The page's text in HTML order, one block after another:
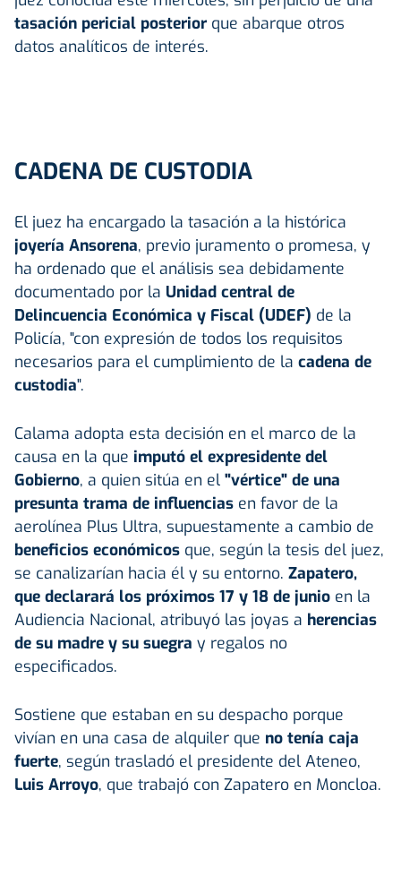
tasación pericial posterior que abarque otros
datos analíticos de interés.
CADENA DE CUSTODIA
El juez ha encargado la tasación a la histórica
joyería Ansorena, previo juramento o promesa, y
ha ordenado que el análisis sea debidamente
documentado por la Unidad central de
Delincuencia Económica y Fiscal (UDEF) de la
Policía, "con expresión de todos los requisitos
necesarios para el cumplimiento de la cadena de
custodia".
Calama adopta esta decisión en el marco de la
causa en la que imputó el expresidente del
Gobierno, a quien sitúa en el "vértice" de una
presunta trama de influencias en favor de la
aerolínea Plus Ultra, supuestamente a cambio de
beneficios económicos que, según la tesis del juez,
se canalizarían hacia él y su entorno. Zapatero,
que declarará los próximos 17 y 18 de junio en la
Audiencia Nacional, atribuyó las joyas a herencias
de su madre y su suegra y regalos no
especificados.
Sostiene que estaban en su despacho porque
vivían en una casa de alquiler que no tenía caja
fuerte, según trasladó el presidente del Ateneo,
Luis Arroyo, que trabajó con Zapatero en Moncloa.